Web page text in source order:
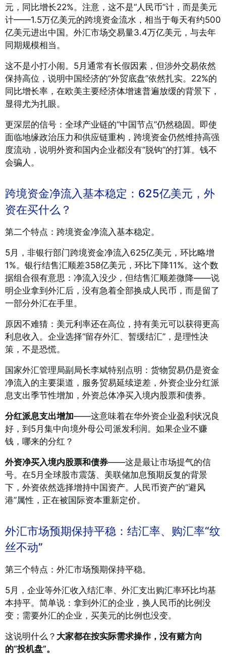
元，同比增长22%。注意，这不是“人民币”计，而是美元
计——1.5万亿美元的跨境资金流水，相当于每天有约500
亿美元进出中国。外汇市场交易量3.4万亿美元，与去年
同期规模相当。
这不是小打小闹。5月通常有长假因素，但涉外交易依然
保持高位，说明中国经济的“外贸底盘”依然扎实。22%的
同比增长率，在欧美主要经济体增速普遍放缓的背景下，
显得尤为扎眼。
更深层的信号：全球产业链的“中国节点”仍然稳固。即使
面临地缘政治压力和供应链重构，跨境资金仍然维持高强
度流动，说明外资和国内企业都没有“脱钩”的打算。钱不
会骗人。
跨境资金净流入基本稳定：625亿美元，外
资在买什么？
第二个特点：跨境资金净流入基本稳定。
5月，非银行部门跨境资金净流入625亿美元，环比略增
1%。银行结售汇顺差358亿美元，环比下降11%。这个数
据组合很有意思：净流入没少，但结售汇顺差微降——说
明企业拿到外汇后，没有急着全部换成人民币，而是留了
一部分外汇在手里。
原因不难猜：美元利率还在高位，持有美元可以获得更高
利息收入。企业选择“留存外汇、暂缓结汇”，是理性决
策，不是恐慌。
国家外汇管理局副局长李斌特别点明：货物贸易仍是资金
净流入的主要渠道，服务贸易延续逆差，外资企业分红派
息支出季节性增加，外资总体净买入境内股票和债券。
分红派息支出增加——这意味着在华外资企业盈利状况良
好，到5月集中向境外母公司派发利润。如果企业不赚
钱，哪来的分红？
外资净买入境内股票和债券——这是最让市场提气的信
号。在5月全球股市震荡、美联储加息预期反复的背景
下，外资依然选择增持中国资产。人民币资产的“避风
港”属性，正在被国际资本重新定价。
外汇市场预期保持平稳：结汇率、购汇率“纹
丝不动”
第三个特点：外汇市场预期保持平稳。
5月，企业等外汇收入结汇率、外汇支出购汇率环比均基
本持平。简单说：拿到外汇的企业，换人民币的比例没
变；需要外汇的企业，买美元的比例也没变。
这说明什么？ 大家都在按实际需求操作，没有赌方向
的“投机盘”。